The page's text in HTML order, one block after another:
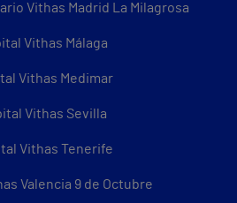
Vithas Madrid La Milagrosa
Vithas Málaga
Vithas Medimar
Vithas Sevilla
Vithas Tenerife
Valencia 9 de Octubre